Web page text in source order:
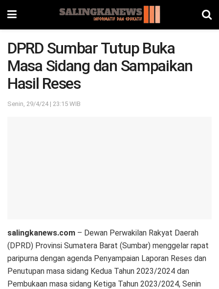
DPRD Sumbar Tutup Buka
Masa Sidang dan Sampaikan
Hasil Reses
Senin, 29/4/24 | 23:15 WIB
salingkanews.com – Dewan Perwakilan Rakyat Daerah
(DPRD) Provinsi Sumatera Barat (Sumbar) menggelar rapat
paripurna dengan agenda Penyampaian Laporan Reses dan
Penutupan masa sidang Kedua Tahun 2023/2024 dan
Pembukaan masa sidang Ketiga Tahun 2023/2024, Senin